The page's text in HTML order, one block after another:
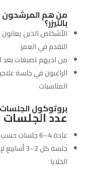
من هم المرشحون
بالليزر؟
الأشخاص الذين
التقدم في العمر
من لديهم تصبغات بعد
الراغبون في جلسة
المناسبات
بروتوكول
عدد
عادة 4–6 جلسات حسب شدة التصبغات
جلسة كل
الخلايا